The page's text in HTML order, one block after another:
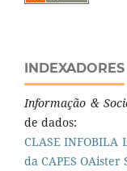
INDEXADORES
Informação &
de dados:
CLASE INFOBILA
da CAPES OAister